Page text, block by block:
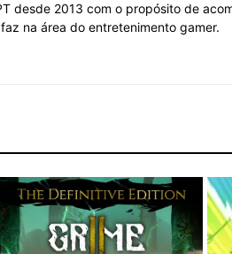
desde 2013 com o propósito de
na área do entretenimento gamer.